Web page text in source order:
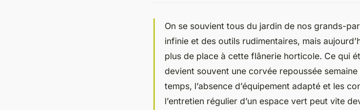
On se souvient tous du jardin de nos grands-
infinie et des outils rudimentaires, mais
plus de place à cette flânerie horticole. Ce qui
devient souvent une corvée repoussée
temps, l’absence d’équipement adapté et les
l’entretien régulier d’un espace vert peut vite